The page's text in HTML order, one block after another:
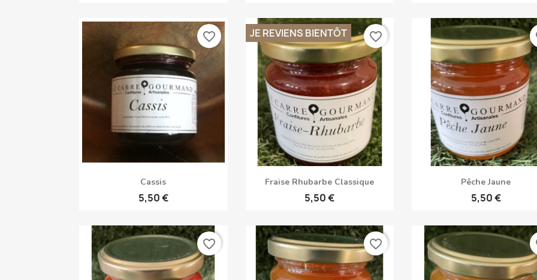
Aperçu rapide
Cassis
5,50 €
favorite_border
Aperçu rapide
Fraise Rhubarbe Classique
5,50 €
JE REVIENS BIENTÔT favorite_border
Aperçu rapide
Pêche Jaune
5,50 €
favorite_border favorite_border